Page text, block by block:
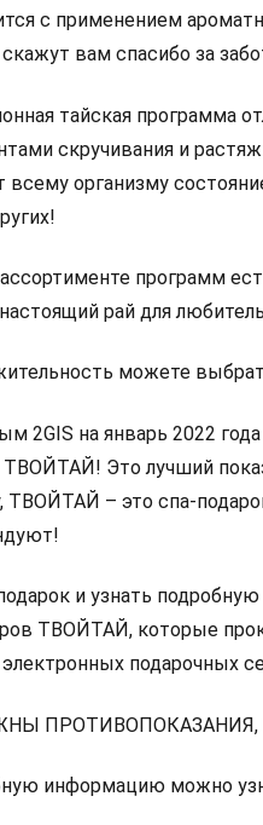
с применением
вам спасибо за
тайская программа
скручивания и
всему организму
программ
рай для
можете
2GIS на январь 2022
ТВОЙТАЙ! Это лучший
ТВОЙТАЙ – это спа-
и узнать
ТВОЙТАЙ, которые
электронных подарочных
информацию можно